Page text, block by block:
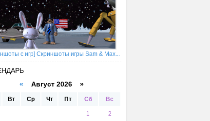
с игр] Скриншоты игры Sam & Max...
« Август 2026 »
Вт Ср Чт Пт Сб Вс
1 2